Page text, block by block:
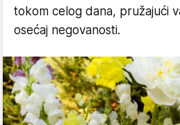
tokom celog dana, pružajući
osećaj negovanosti.